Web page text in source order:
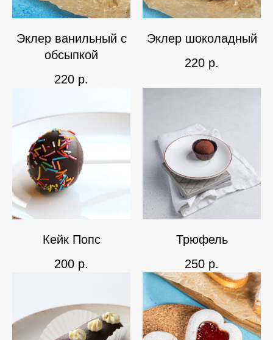
Эклер ванильный с
обсыпкой
220 р.
Эклер шоколадный
220 р.
Кейк Попс
200 р.
Трюфель
250 р.